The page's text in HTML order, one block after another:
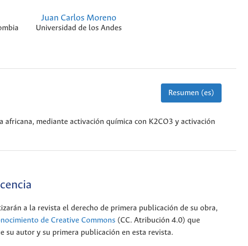
Juan Carlos Moreno
Universidad de los Andes
Resumen (es)
mediante activación química con K2CO3 y activación
a la revista el derecho de primera publicación de su obra,
de Creative Commons (CC. Atribución 4.0) que
su autor y su primera publicación en esta revista.